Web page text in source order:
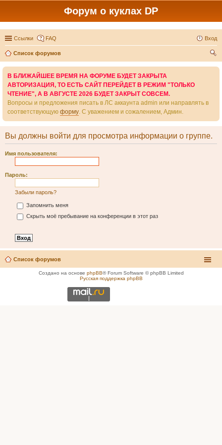
Форум о куклах DP
Ссылки FAQ Вход
Список форумов
В БЛИЖАЙШЕЕ ВРЕМЯ НА ФОРУМЕ БУДЕТ ЗАКРЫТА
АВТОРИЗАЦИЯ, ТО ЕСТЬ САЙТ ПЕРЕЙДЕТ В РЕЖИМ "ТОЛЬКО
ЧТЕНИЕ", А В АВГУСТЕ 2026 БУДЕТ ЗАКРЫТ СОВСЕМ.
Вопросы и предложения писать в ЛС аккаунта admin или направлять в
соответствующую форму. С уважением и сожалением, Админ.
Вы должны войти для просмотра информации о группе.
Имя пользователя:
Пароль:
Забыли пароль?
Запомнить меня
Скрыть моё пребывание на конференции в этот раз
Список форумов
Создано на основе phpBB® Forum Software © phpBB Limited
Русская поддержка phpBB